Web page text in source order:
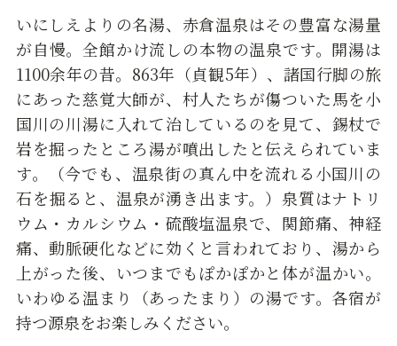
いにしえよりの名湯、赤倉温泉はその豊富な湯量
が自慢。全館かけ流しの本物の温泉です。開湯は
1100余年の昔。863年（貞観5年）、諸国行脚の旅
にあった慈覚大師が、村人たちが傷ついた馬を小
国川の川湯に入れて治しているのを見て、錫杖で
岩を掘ったところ湯が噴出したと伝えられていま
す。（今でも、温泉街の真ん中を流れる小国川の
石を掘ると、温泉が湧き出ます。）泉質はナトリ
ウム・カルシウム・硫酸塩温泉で、関節痛、神経
痛、動脈硬化などに効くと言われており、湯から
上がった後、いつまでもぽかぽかと体が温かい。
いわゆる温まり（あったまり）の湯です。各宿が
持つ源泉をお楽しみください。